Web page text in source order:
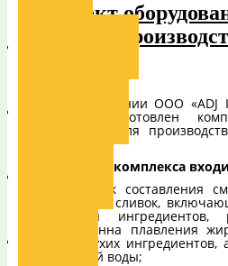
Комплект
пищевых
Для компании ООО «ADJ
Узбекистан изготовлен
оборудования для
В состав комплекса
- участок составления
растительных сливок,
смешивания ингредиентов,
аппарат, ванна плавления
внесения сухих
рецептурной воды;